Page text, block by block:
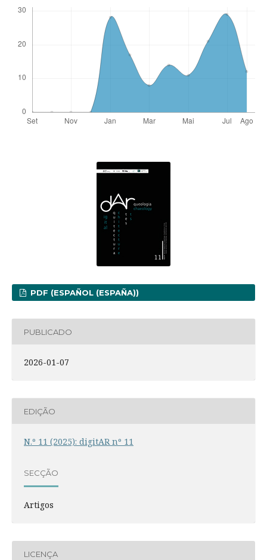
PDF (ESPAÑOL (ESPAÑA))
PUBLICADO
2026-01-07
EDIÇÃO
N.º 11 (2025): digitAR nº 11
SECÇÃO
Artigos
LICENÇA